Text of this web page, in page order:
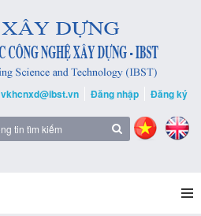
vkhcnxd@ibst.vn Đăng nhập Đăng ký